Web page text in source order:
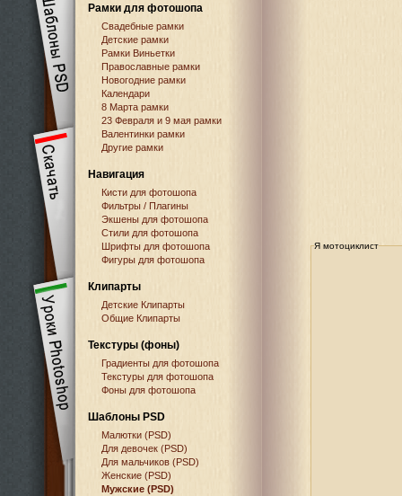
Рамки для фотошопа
Свадебные рамки
Детские рамки
Рамки Виньетки
Православные рамки
Новогодние рамки
Календари
8 Марта рамки
23 Февраля и 9 мая рамки
Валентинки рамки
Другие рамки
Навигация
Кисти для фотошопа
Фильтры / Плагины
Экшены для фотошопа
Стили для фотошопа
Шрифты для фотошопа
Фигуры для фотошопа
Клипарты
Детские Клипарты
Общие Клипарты
Текстуры (фоны)
Градиенты для фотошопа
Текстуры для фотошопа
Фоны для фотошопа
Шаблоны PSD
Малютки (PSD)
Для девочек (PSD)
Для мальчиков (PSD)
Женские (PSD)
Мужские (PSD)
Я мотоциклист